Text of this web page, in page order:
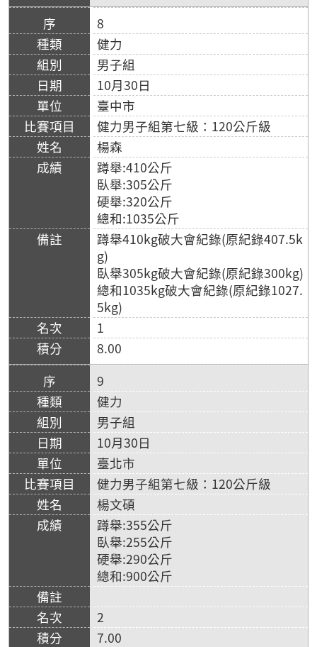
8
健力
男子組
10月30日
臺中市
健力男子組第七級：120公斤級
楊森
蹲舉:410公斤
臥舉:305公斤
硬舉:320公斤
總和:1035公斤
蹲舉410kg破大會紀錄(原紀錄407.5k
g)
臥舉305kg破大會紀錄(原紀錄300kg)
總和1035kg破大會紀錄(原紀錄1027.
5kg)
1
8.00
9
健力
男子組
10月30日
臺北市
健力男子組第七級：120公斤級
楊文碩
蹲舉:355公斤
臥舉:255公斤
硬舉:290公斤
總和:900公斤
2
7.00